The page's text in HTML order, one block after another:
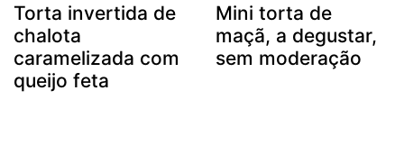
Torta invertida de
chalota
caramelizada com
queijo feta
Mini torta de
maçã, a degustar,
sem moderação